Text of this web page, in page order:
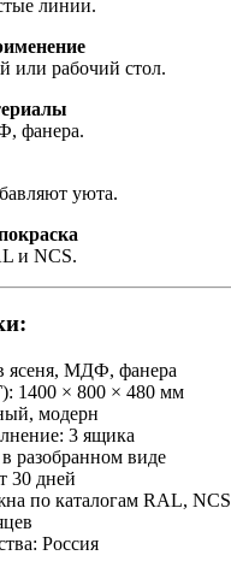
линии.
или рабочий стол.
фанера.
уюта.
и NCS.
ясеня, МДФ, фанера
1400 × 800 × 480 мм
модерн
3 ящика
разобранном виде
30 дней
по каталогам RAL, NCS
Россия